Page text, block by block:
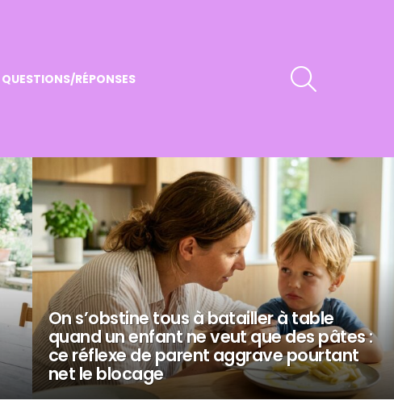
QUESTIONS/RÉPONSES
On s’obstine tous à batailler à table
quand un enfant ne veut que des pâtes :
ce réflexe de parent aggrave pourtant
net le blocage